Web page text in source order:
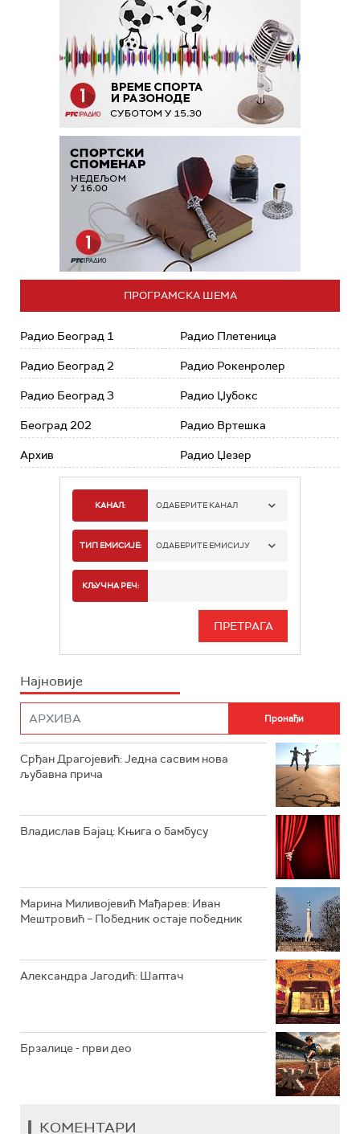
ПРОГРАМСКА ШЕМА
Радио Београд 1
Радио Београд 2
Радио Београд 3
Београд 202
Архив
Радио Плетеница
Радио Рокенролер
Радио Џубокс
Радио Вртешка
Радио Џезер
КАНАЛ: ОДАБЕРИТЕ КАНАЛ
РАДИО БЕОГРАД 1
РАДИО БЕОГРАД 3
РАДИО РОКЕНРОЛЕР
ТИП ЕМИСИЈЕ: ОДАБЕРИТЕ ЕМИСИЈУ
ИНФО
КЉУЧНА РЕЧ:
Најновије
Срђан Драгојевић: Једна сасвим нова
љубавна прича
Владислав Бајац: Књига о бамбусу
Марина Миливојевић Мађарев: Иван
Мештровић – Победник остаје победник
Александра Јагодић: Шаптач
Брзалице - први део
КОМЕНТАРИ